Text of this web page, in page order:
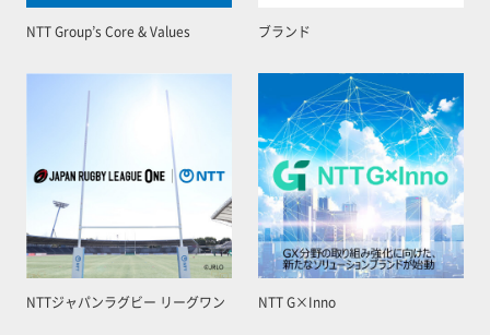
NTT Group’s Core & Values ブランド
NTTジャパンラグビー リーグワン NTT G×Inno